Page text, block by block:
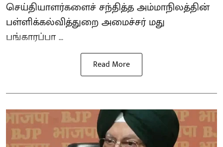
செய்தியாளர்களைச் சந்தித்த அம்மாநிலத்தின்
பள்ளிக்கல்வித்துறை அமைச்சர் மது
பங்காரப்பா ...
Read More